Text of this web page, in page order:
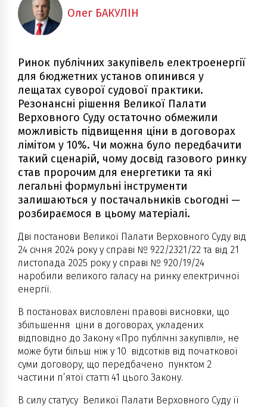
Олег БАКУЛІН
Ринок публічних закупівель електроенергії
для бюджетних установ опинився у
лещатах суворої судової практики.
Резонансні рішення Великої Палати
Верховного Суду остаточно обмежили
можливість підвищення ціни в договорах
лімітом у 10%. Чи можна було передбачити
такий сценарій, чому досвід газового ринку
став пророчим для енергетики та які
легальні формульні інструменти
залишаються у постачальників сьогодні —
розбираємося в цьому матеріалі.
Дві постанови Великої Палати Верховного Суду від
24 січня 2024 року у справі № 922/2321/22 та від 21
листопада 2025 року у справі № 920/19/24
наробили великого галасу на ринку електричної
енергії.
В постановах висловлені правові висновки, що
збільшення ціни в договорах, укладених
відповідно до Закону «Про публічні закупівлі», не
може бути більш ніж у 10 відсотків від початкової
суми договору, що передбачено пунктом 2
частини п’ятої статті 41 цього Закону.
В силу статусу Великої Палати Верховного Суду її